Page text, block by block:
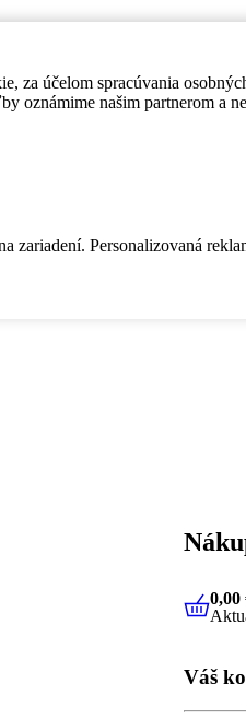
za účelom spracúvania
oznámime našim partnerom a
Personalizovaná
0,00
Váš